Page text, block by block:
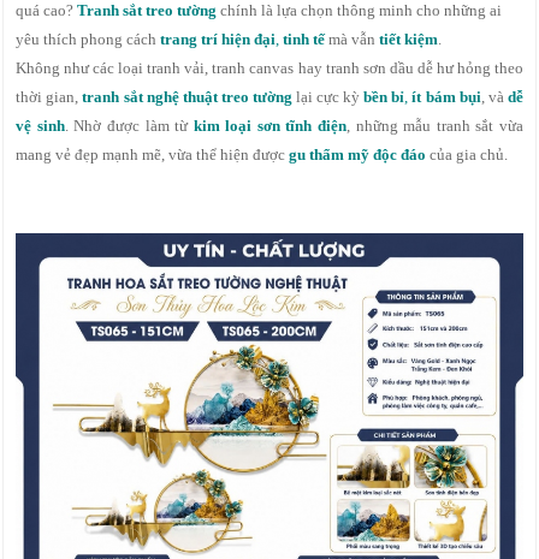
quá cao?Tranh sắt treo tường chính là lựa chọn thông minh cho những ai
yêu thích phong cáchtrang trí hiện đại,tinh tếmà vẫntiết kiệm.
Không như các loại tranh vải, tranh canvas hay tranh sơn dầu dễ hư hỏng theo
thời gian,tranh sắt nghệ thuật treo tường lại cực kỳbền bỉ,ít bám bụi, và dễ
vệ sinh. Nhờ được làm từ kim loại sơn tĩnh điện, những mẫu tranh sắt vừa
mang vẻ đẹp mạnh mẽ, vừa thể hiện đượcgu thẩm mỹ độc đáo của gia chủ.